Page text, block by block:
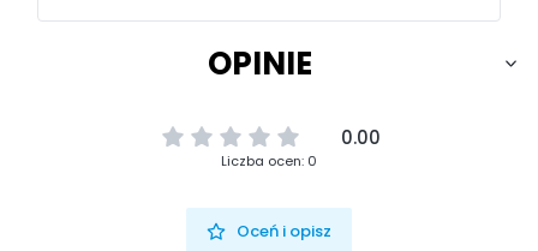
OPINIE
0.00
Liczba ocen: 0
Oceń i opisz